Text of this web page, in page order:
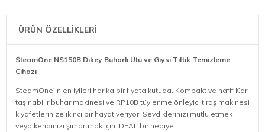
ÜRÜN ÖZELLİKLERİ
SteamOne NS150B Dikey Buharlı Ütü ve Giysi Tiftik Temizleme
Cihazı
SteamOne'ın en iyileri harika bir fiyata kutuda. Kompakt ve hafif Karl
taşınabilir buhar makinesi ve RP10B tüylenme önleyici tıraş makinesi
kıyafetlerinize ikinci bir hayat veriyor. Sevdiklerinizi mutlu etmek
veya kendinizi şımartmak için İDEAL bir hediye.